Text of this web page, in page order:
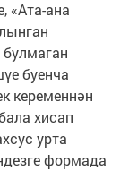
«Ата-ана
буенча
кеременнән
хисап
урта
формада